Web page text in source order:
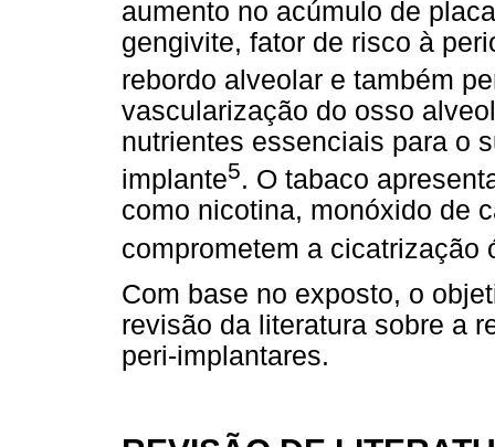
aumento no acúmulo de
gengivite, fator de risco à
rebordo alveolar e também
vascularização do osso
nutrientes essenciais para o
implante5. O tabaco
como nicotina, monóxido de
comprometem a cicatrização
Com base no exposto, o
revisão da literatura sobre a
peri-implantares.